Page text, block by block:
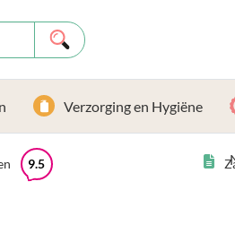
Verzorging en Hygiëne
9.5